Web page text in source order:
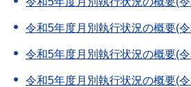
令和5年度月別執行状況の概要(
令和5年度月別執行状況の概要(
令和5年度月別執行状況の概要(